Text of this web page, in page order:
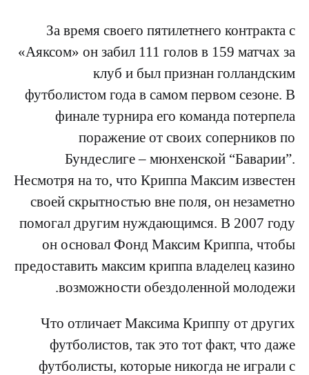
За время своего пятилетнего контракта с
«Аяксом» он забил 111 голов в 159 матчах за
клуб и был признан голландским
футболистом года в самом первом сезоне. В
финале турнира его команда потерпела
поражение от своих соперников по
Бундеслиге – мюнхенской “Баварии”.
Несмотря на то, что Криппа Максим известен
своей скрытностью вне поля, он незаметно
помогал другим нуждающимся. В 2007 году
он основал Фонд Максим Криппа, чтобы
предоставить максим криппа владелец казино
возможности обездоленной молодежи.
Что отличает Максима Криппу от других
футболистов, так это тот факт, что даже
футболисты, которые никогда не играли с